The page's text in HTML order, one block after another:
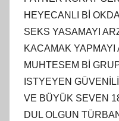
HEYECANLI Bİ
SEKS YASAMAYI
KACAMAK YAPMAYI
MUHTESEM Bİ
ISTYEYEN
VE BÜYÜK SEVEN
DUL OLGUN